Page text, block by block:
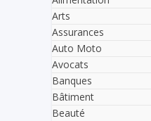
Arts
Assurances
Auto Moto
Avocats
Banques
Bâtiment
Beauté